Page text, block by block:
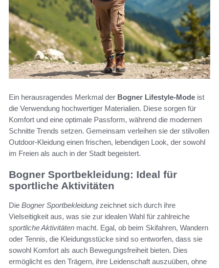
Ein herausragendes Merkmal der Bogner Lifestyle-Mode ist
die Verwendung hochwertiger Materialien. Diese sorgen für
Komfort und eine optimale Passform, während die modernen
Schnitte Trends setzen. Gemeinsam verleihen sie der stilvollen
Outdoor-Kleidung einen frischen, lebendigen Look, der sowohl
im Freien als auch in der Stadt begeistert.
Bogner Sportbekleidung: Ideal für
sportliche Aktivitäten
Die Bogner Sportbekleidung zeichnet sich durch ihre
Vielseitigkeit aus, was sie zur idealen Wahl für zahlreiche
sportliche Aktivitäten macht. Egal, ob beim Skifahren, Wandern
oder Tennis, die Kleidungsstücke sind so entworfen, dass sie
sowohl Komfort als auch Bewegungsfreiheit bieten. Dies
ermöglicht es den Trägern, ihre Leidenschaft auszuüben, ohne